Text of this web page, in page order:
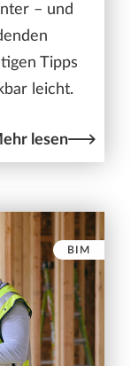
– und
Tipps
leicht.
lesen
BIM